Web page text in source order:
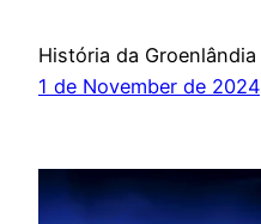
História da Groenlândia
1 de November de 2024